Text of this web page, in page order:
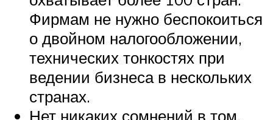
Фирмам не нужно беспокоиться
о двойном налогообложении,
технических тонкостях при
ведении бизнеса в нескольких
странах.
Нет никаких сомнений в том,